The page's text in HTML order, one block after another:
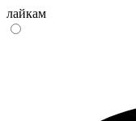
лайкам